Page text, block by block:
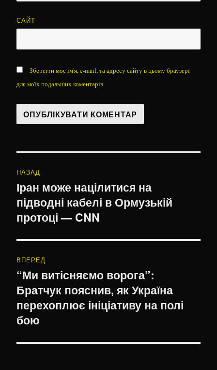
САЙТ
Зберегти моє ім'я, e-mail, та адресу сайту в цьому браузері
для моїх подальших коментарів.
записів
НАЗАД
Попередній
запис:
Іран може націлитися на
підводні кабелі в Ормузькій
протоці — CNN
ВПЕРЕД
Наступний
запис:
“Ми витісняємо ворога”:
Братчук пояснив, як Україна
перехоплює ініціативу на полі
бою